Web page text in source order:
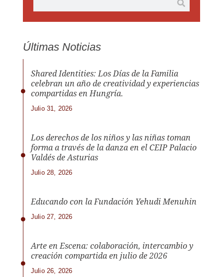
Últimas Noticias
Shared Identities: Los Días de la Familia
celebran un año de creatividad y experiencias
compartidas en Hungría.
Julio 31, 2026
Los derechos de los niños y las niñas toman
forma a través de la danza en el CEIP Palacio
Valdés de Asturias
Julio 28, 2026
Educando con la Fundación Yehudi Menuhin
Julio 27, 2026
Arte en Escena: colaboración, intercambio y
creación compartida en julio de 2026
Julio 26, 2026